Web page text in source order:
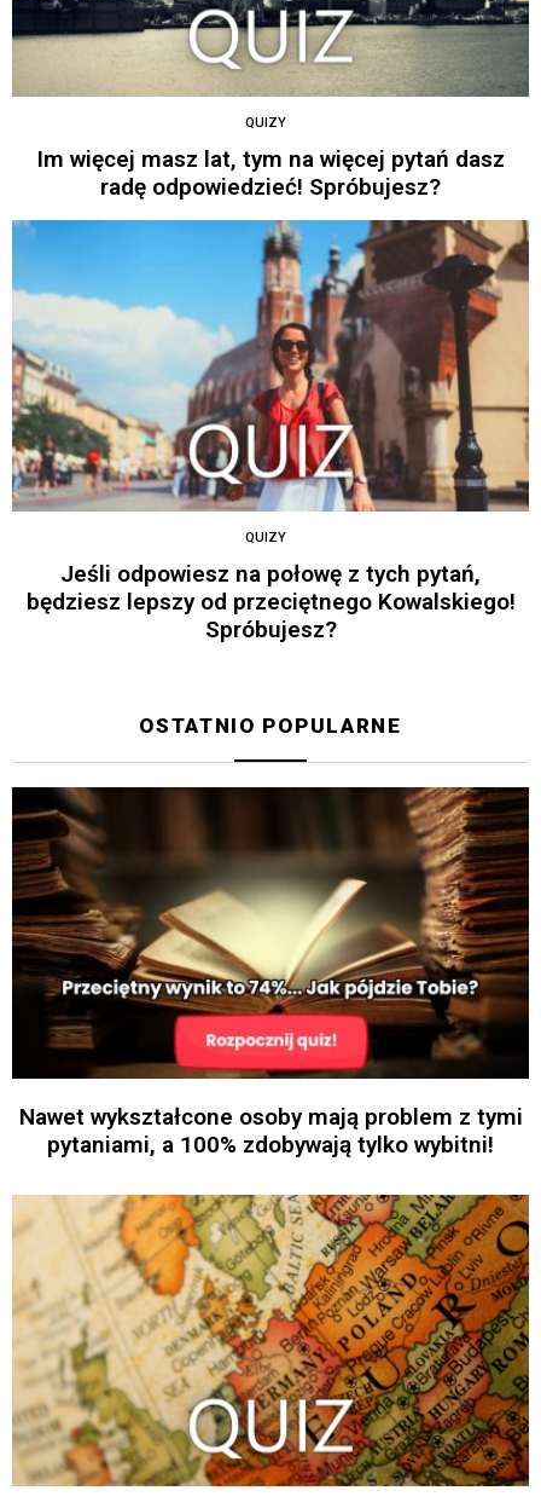
QUIZY
Im więcej masz lat, tym na więcej pytań dasz
radę odpowiedzieć! Spróbujesz?
QUIZY
Jeśli odpowiesz na połowę z tych pytań,
będziesz lepszy od przeciętnego Kowalskiego!
Spróbujesz?
OSTATNIO POPULARNE
Nawet wykształcone osoby mają problem z tymi
pytaniami, a 100% zdobywają tylko wybitni!